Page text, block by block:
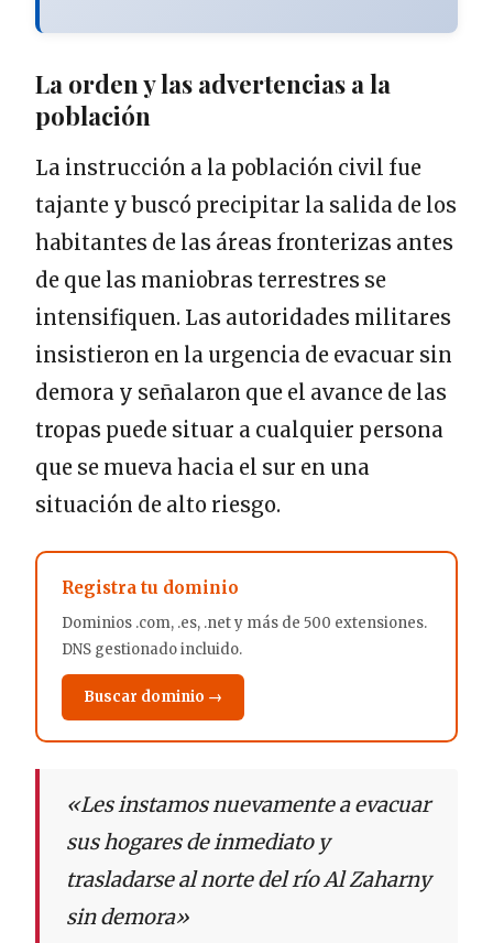
La orden y las advertencias a la
población
La instrucción a la población civil fue
tajante y buscó precipitar la salida de los
habitantes de las áreas fronterizas antes
de que las maniobras terrestres se
intensifiquen. Las autoridades militares
insistieron en la urgencia de evacuar sin
demora y señalaron que el avance de las
tropas puede situar a cualquier persona
que se mueva hacia el sur en una
situación de alto riesgo.
Registra tu dominio
Dominios .com, .es, .net y más de 500 extensiones.
DNS gestionado incluido.
Buscar dominio →
«Les instamos nuevamente a evacuar
sus hogares de inmediato y
trasladarse al norte del río Al Zaharny
sin demora»